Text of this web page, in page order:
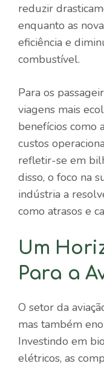
reduzir
enquanto as
eficiência e
combustível.
Para os
viagens mais
benefícios como
custos
refletir-se em
disso, o foco na
indústria a
como atrasos e
Um
Para a
O setor da
mas também
Investindo em
elétricos, as